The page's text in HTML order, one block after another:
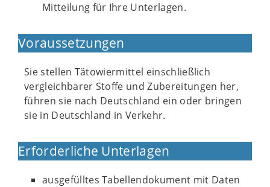
Mitteilung für Ihre Unterlagen.
Voraussetzungen
Sie stellen Tätowiermittel einschließlich
vergleichbarer Stoffe und Zubereitungen her,
führen sie nach Deutschland ein oder bringen
sie in Deutschland in Verkehr.
Erforderliche Unterlagen
ausgefülltes Tabellendokument mit Daten